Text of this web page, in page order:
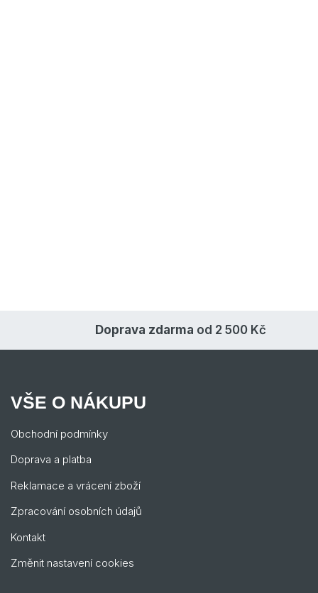
Doprava zdarma od 2 500 Kč
VŠE O NÁKUPU
Obchodní podmínky
Doprava a platba
Reklamace a vrácení zboží
Zpracování osobních údajů
Kontakt
Změnit nastavení cookies